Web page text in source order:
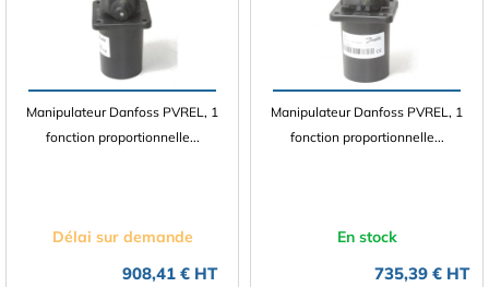
Manipulateur Danfoss PVREL, 1
fonction proportionnelle...
Délai sur demande
908,41 € HT
Manipulateur Danfoss PVREL, 1
fonction proportionnelle...
En stock
735,39 € HT